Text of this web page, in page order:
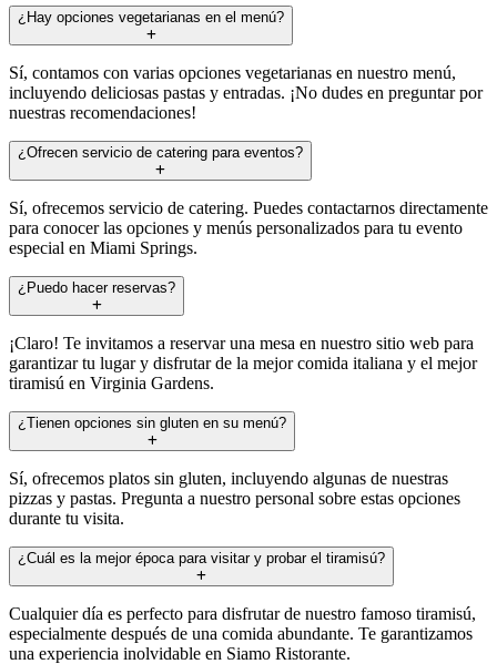
¿Hay opciones vegetarianas en el menú?
Sí, contamos con varias opciones vegetarianas en nuestro menú,
incluyendo deliciosas pastas y entradas. ¡No dudes en preguntar por
nuestras recomendaciones!
¿Ofrecen servicio de catering para eventos?
Sí, ofrecemos servicio de catering. Puedes contactarnos directamente
para conocer las opciones y menús personalizados para tu evento
especial en Miami Springs.
¿Puedo hacer reservas?
¡Claro! Te invitamos a reservar una mesa en nuestro sitio web para
garantizar tu lugar y disfrutar de la mejor comida italiana y el mejor
tiramisú en Virginia Gardens.
¿Tienen opciones sin gluten en su menú?
Sí, ofrecemos platos sin gluten, incluyendo algunas de nuestras
pizzas y pastas. Pregunta a nuestro personal sobre estas opciones
durante tu visita.
¿Cuál es la mejor época para visitar y probar el tiramisú?
Cualquier día es perfecto para disfrutar de nuestro famoso tiramisú,
especialmente después de una comida abundante. Te garantizamos
una experiencia inolvidable en Siamo Ristorante.